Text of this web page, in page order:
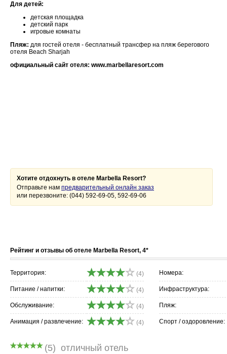
Для детей:
детская площадка
детский парк
игровые комнаты
Пляж: для гостей отеля - бесплатный трансфер на пляж берегового
отеля Beach Sharjah
официальный сайт отеля: www.marbellaresort.com
Хотите отдохнуть в отеле Marbella Resort?
Отправьте нам предварительный онлайн заказ
или перезвоните: (044) 592-69-05, 592-69-06
Рейтинг и отзывы об отеле Marbella Resort, 4*
Территория: (4) Номера:
Питание / напитки: (4) Инфраструктура:
Обслуживание: (4) Пляж:
Анимация / развлечение: (4) Спорт / оздоровление:
(5) отличный отель